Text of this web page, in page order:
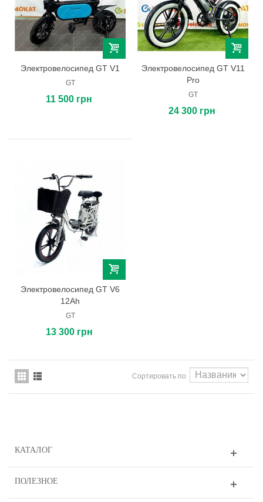
Электровелосипед GT V1
GT
11 500 грн
Электровелосипед GT V11
Pro
GT
24 300 грн
Электровелосипед GT V6
12Ah
GT
13 300 грн
Сортировать по
КАТАЛОГ
ПОЛЕЗНОЕ